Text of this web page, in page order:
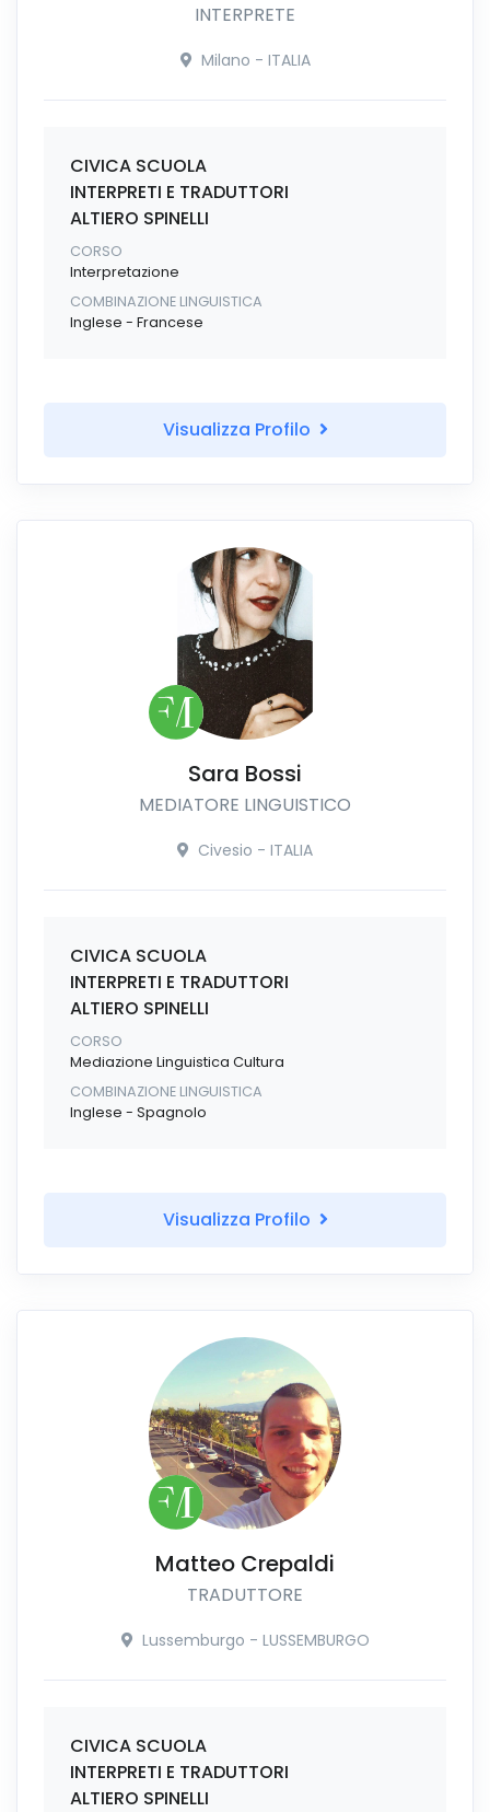
INTERPRETE
Milano - ITALIA
CIVICA SCUOLA
INTERPRETI E TRADUTTORI
ALTIERO SPINELLI
CORSO
Interpretazione
COMBINAZIONE LINGUISTICA
Inglese - Francese
Visualizza Profilo
Sara Bossi
MEDIATORE LINGUISTICO
Civesio - ITALIA
CIVICA SCUOLA
INTERPRETI E TRADUTTORI
ALTIERO SPINELLI
CORSO
Mediazione Linguistica Cultura
COMBINAZIONE LINGUISTICA
Inglese - Spagnolo
Visualizza Profilo
Matteo Crepaldi
TRADUTTORE
Lussemburgo - LUSSEMBURGO
CIVICA SCUOLA
INTERPRETI E TRADUTTORI
ALTIERO SPINELLI